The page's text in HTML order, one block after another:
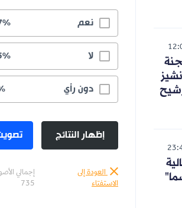
إظهار النتائج تصويت
إجمالي الأصوات :